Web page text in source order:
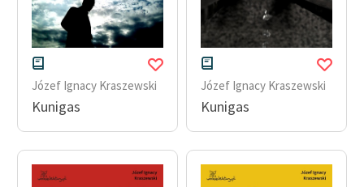
Józef Ignacy Kraszewski
Kunigas
Józef Ignacy Kraszewski
Kunigas